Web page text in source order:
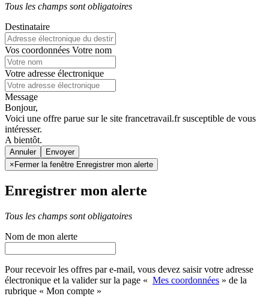
Tous les champs sont obligatoires
Destinataire
Vos coordonnées Votre nom
Votre adresse électronique
Message
Bonjour,
Voici une offre parue sur le site francetravail.fr susceptible de vous
intéresser.
A bientôt.
Annuler
× Fermer la fenêtre Enregistrer mon alerte
Enregistrer mon alerte
Tous les champs sont obligatoires
Nom de mon alerte
Pour recevoir les offres par e-mail, vous devez saisir votre adresse
électronique et la valider sur la page « Mes coordonnées » de la
rubrique « Mon compte »